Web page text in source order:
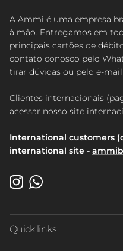
A Ammi é uma empresa
à mão. Entregamos em
principais cartões de
contato conosco pelo
tirar dúvidas ou pelo e-
Clientes internacionais
acessar nosso site
International customers
international site -
InstagramWhatsApp
Quick links